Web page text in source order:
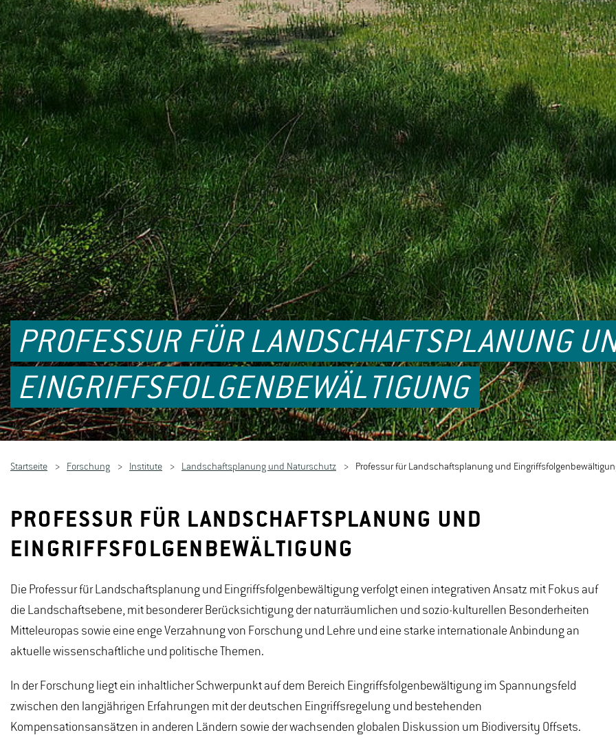
PROFESSUR FÜR LANDSCHAFTSPLANUNG
EINGRIFFSFOLGENBEWÄLTIGUNG
Startseite Forschung Institute Landschaftsplanung und Naturschutz Professur für Landschaftsplanung und
PROFESSUR FÜR LANDSCHAFTSPLANUNG UND
EINGRIFFSFOLGENBEWÄLTIGUNG
Die Professur für Landschaftsplanung und Eingriffsfolgenbewältigung verfolgt einen integrativen Ansatz mit Fokus auf
die Landschaftsebene, mit besonderer Berücksichtigung der naturräumlichen und sozio-kulturellen Besonderheiten
Mitteleuropas sowie eine enge Verzahnung von Forschung und Lehre und eine starke internationale Anbindung an
aktuelle wissenschaftliche und politische Themen.
In der Forschung liegt ein inhaltlicher Schwerpunkt auf dem Bereich Eingriffsfolgenbewältigung im Spannungsfeld
zwischen den langjährigen Erfahrungen mit der deutschen Eingriffsregelung und bestehenden
Kompensationsansätzen in anderen Ländern sowie der wachsenden globalen Diskussion um Biodiversity Offsets.